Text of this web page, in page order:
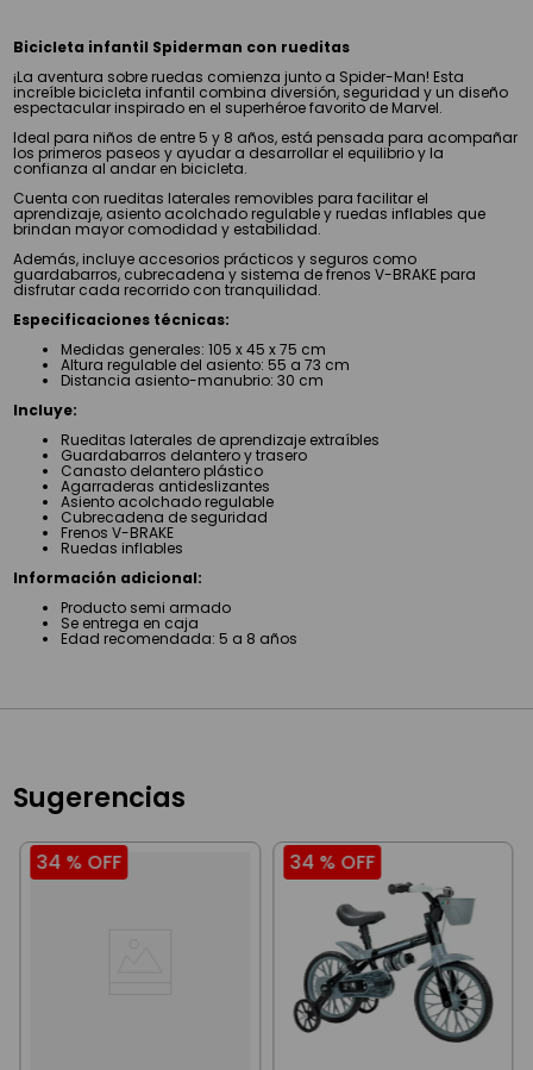
Bicicleta infantil Spiderman con rueditas
¡La aventura sobre ruedas comienza junto a Spider-Man! Esta
increíble bicicleta infantil combina diversión, seguridad y un diseño
espectacular inspirado en el superhéroe favorito de Marvel.
Ideal para niños de entre 5 y 8 años, está pensada para acompañar
los primeros paseos y ayudar a desarrollar el equilibrio y la
confianza al andar en bicicleta.
Cuenta con rueditas laterales removibles para facilitar el
aprendizaje, asiento acolchado regulable y ruedas inflables que
brindan mayor comodidad y estabilidad.
Además, incluye accesorios prácticos y seguros como
guardabarros, cubrecadena y sistema de frenos V-BRAKE para
disfrutar cada recorrido con tranquilidad.
Especificaciones técnicas:
Medidas generales: 105 x 45 x 75 cm
Altura regulable del asiento: 55 a 73 cm
Distancia asiento-manubrio: 30 cm
Incluye:
Rueditas laterales de aprendizaje extraíbles
Guardabarros delantero y trasero
Canasto delantero plástico
Agarraderas antideslizantes
Asiento acolchado regulable
Cubrecadena de seguridad
Frenos V-BRAKE
Ruedas inflables
Información adicional:
Producto semi armado
Se entrega en caja
Edad recomendada: 5 a 8 años
Sugerencias
34 % OFF 34 % OFF